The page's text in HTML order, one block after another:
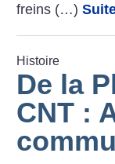
freins (…)
Histoire
De la
CNT :